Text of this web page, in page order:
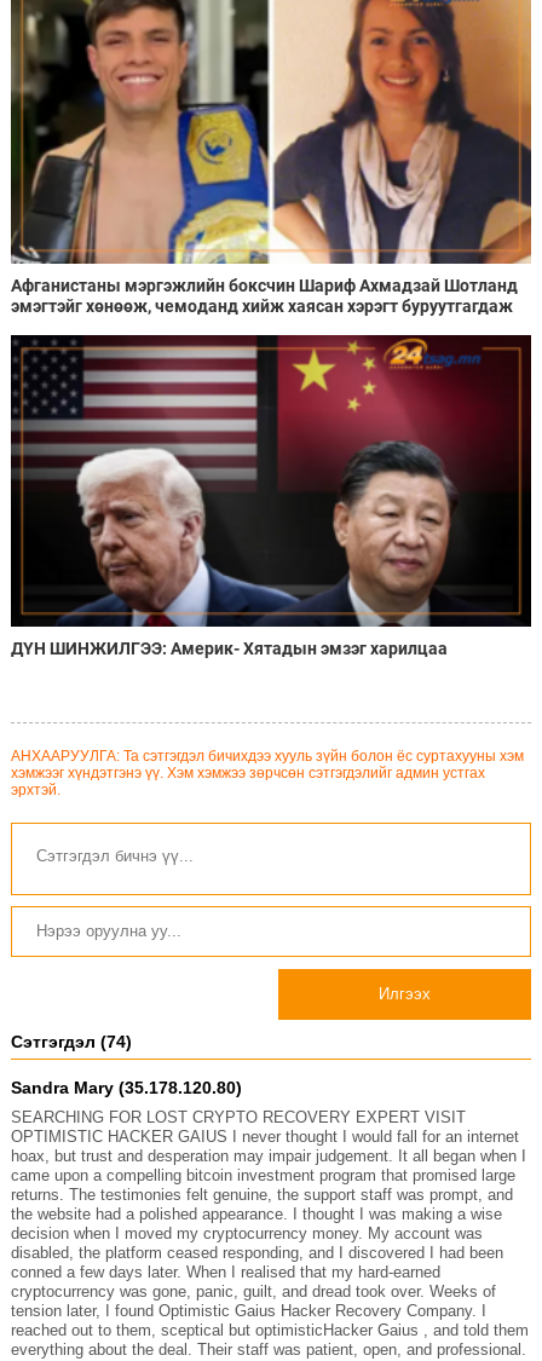
Афганистаны мэргэжлийн боксчин Шариф Ахмадзай Шотланд
эмэгтэйг хөнөөж, чемоданд хийж хаясан хэрэгт буруутгагдаж
ДҮН ШИНЖИЛГЭЭ: Америк- Хятадын эмзэг харилцаа
АНХААРУУЛГА: Та сэтгэгдэл бичихдээ хууль зүйн болон ёс суртахууны хэм
хэмжээг хүндэтгэнэ үү. Хэм хэмжээ зөрчсөн сэтгэгдэлийг админ устгах
эрхтэй.
Илгээх
Сэтгэгдэл (74)
Sandra Mary (35.178.120.80)
SEARCHING FOR LOST CRYPTO RECOVERY EXPERT VISIT
OPTIMISTIC HACKER GAIUS I never thought I would fall for an internet
hoax, but trust and desperation may impair judgement. It all began when I
came upon a compelling bitcoin investment program that promised large
returns. The testimonies felt genuine, the support staff was prompt, and
the website had a polished appearance. I thought I was making a wise
decision when I moved my cryptocurrency money. My account was
disabled, the platform ceased responding, and I discovered I had been
conned a few days later. When I realised that my hard-earned
cryptocurrency was gone, panic, guilt, and dread took over. Weeks of
tension later, I found Optimistic Gaius Hacker Recovery Company. I
reached out to them, sceptical but optimisticHacker Gaius , and told them
everything about the deal. Their staff was patient, open, and professional.